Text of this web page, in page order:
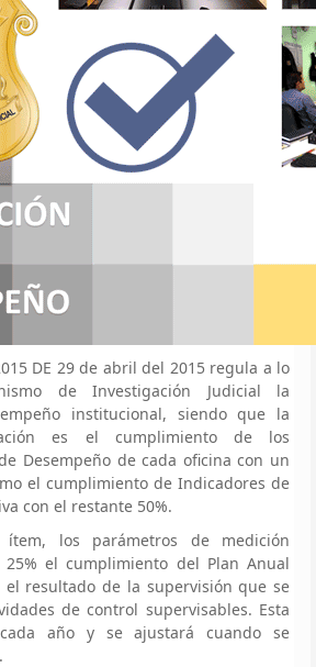
DE 29 de abril del 2015 regula a lo
de Investigación Judicial la
institucional, siendo que la
es el cumplimiento de los
Desempeño de cada oficina con un
el cumplimiento de Indicadores de
con el restante 50%.
los parámetros de medición
el cumplimiento del Plan Anual
el resultado de la supervisión que se
de control supervisables. Esta
año y se ajustará cuando se